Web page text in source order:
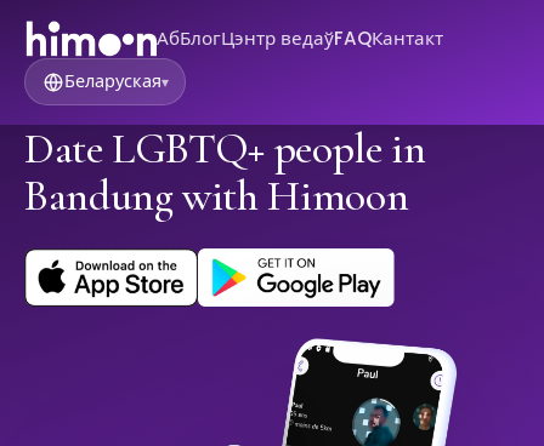
АбБлогЦэнтр ведаўFAQКантакт
Беларуская▾
Date LGBTQ+ people in
Bandung with Himoon